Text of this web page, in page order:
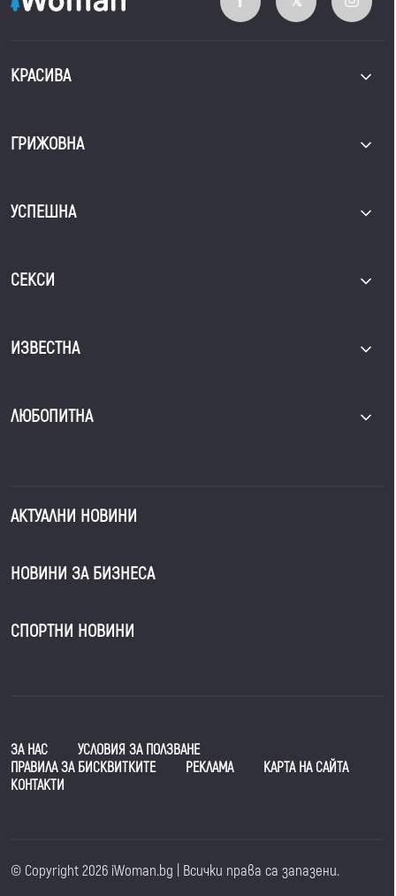
КРАСИВА
ГРИЖОВНА
УСПЕШНА
СЕКСИ
ИЗВЕСТНА
ЛЮБОПИТНА
АКТУАЛНИ НОВИНИ
НОВИНИ ЗА БИЗНЕСА
СПОРТНИ НОВИНИ
ЗА НАС
УСЛОВИЯ ЗА ПОЛЗВАНЕ
ПРАВИЛА ЗА БИСКВИТКИТЕ
РЕКЛАМА
КАРТА НА САЙТА
КОНТАКТИ
© Copyright 2026 iWoman.bg | Всички права са запазени.